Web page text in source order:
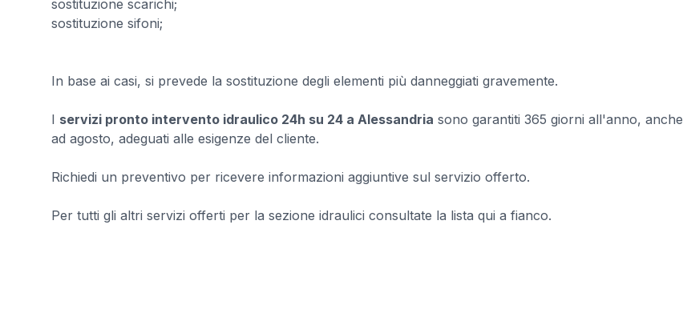
sostituzione scarichi;
sostituzione sifoni;
In base ai casi, si prevede la sostituzione degli elementi più danneggiati gravemente.
I servizi pronto intervento idraulico 24h su 24 a Alessandria sono garantiti 365 giorni all'anno, anche
ad agosto, adeguati alle esigenze del cliente.
Richiedi un preventivo per ricevere informazioni aggiuntive sul servizio offerto.
Per tutti gli altri servizi offerti per la sezione idraulici consultate la lista qui a fianco.